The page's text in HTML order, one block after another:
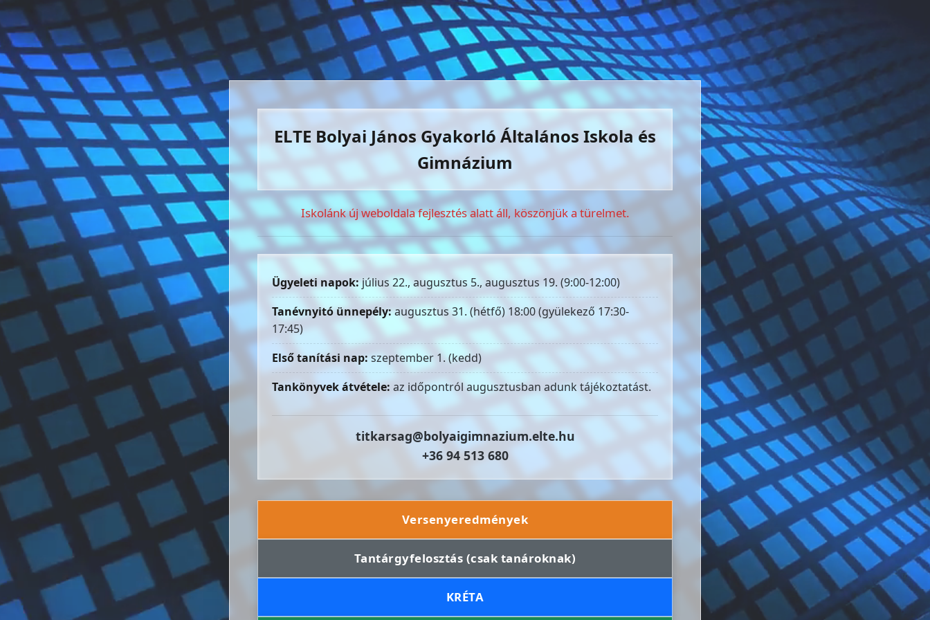
ELTE Bolyai János Gyakorló Általános Iskola és
Gimnázium
Iskolánk új weboldala fejlesztés alatt áll, köszönjük a türelmet.
Ügyeleti napok:július 22., augusztus 5., augusztus 19. (9:00-12:00)
Tanévnyitó ünnepély:augusztus 31. (hétfő) 18:00 (gyülekező 17:30-
17:45)
Első tanítási nap: szeptember 1. (kedd)
Tankönyvek átvétele: az időpontról augusztusban adunk tájékoztatást.
titkarsag@bolyaigimnazium.elte.hu
+36 94 513 680
Versenyeredmények
Tantárgyfelosztás (csak tanároknak)
KRÉTA